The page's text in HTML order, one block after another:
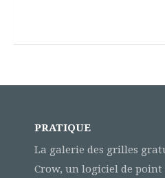
PRATIQUE
La galerie des grilles
Crow, un logiciel de